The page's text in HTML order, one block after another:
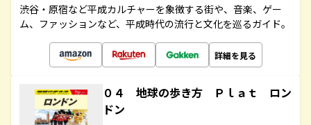
渋谷・原宿など平成カルチャーを象徴する街や、音楽、ゲー
ム、ファッションなど、平成時代の流行と文化を巡るガイド。
詳細を見る
０４ 地球の歩き方 Ｐｌａｔ ロン
ドン